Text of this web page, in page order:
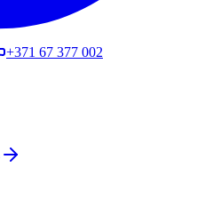
+371 67 377 002